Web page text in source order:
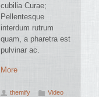
cubilia Curae;
Pellentesque
interdum rutrum
quam, a pharetra est
pulvinar ac.
More
themify
Video